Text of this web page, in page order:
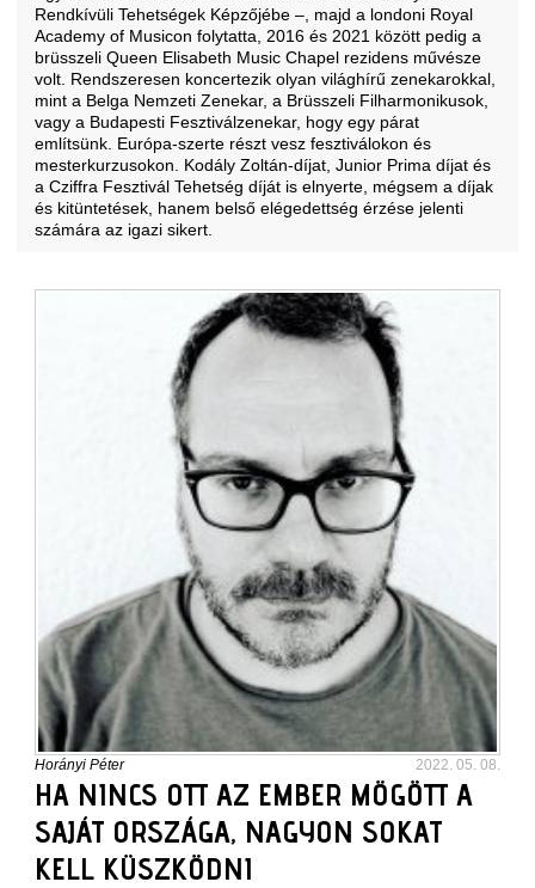
Rendkívüli Tehetségek Képzőjébe ‒, majd a londoni Royal
Academy of Musicon folytatta, 2016 és 2021 között pedig a
brüsszeli Queen Elisabeth Music Chapel rezidens művésze
volt. Rendszeresen koncertezik olyan világhírű zenekarokkal,
mint a Belga Nemzeti Zenekar, a Brüsszeli Filharmonikusok,
vagy a Budapesti Fesztiválzenekar, hogy egy párat
említsünk. Európa-szerte részt vesz fesztiválokon és
mesterkurzusokon. Kodály Zoltán-díjat, Junior Prima díjat és
a Cziffra Fesztivál Tehetség díját is elnyerte, mégsem a díjak
és kitüntetések, hanem belső elégedettség érzése jelenti
számára az igazi sikert.
Horányi Péter 2022. 05. 08.
HA NINCS OTT AZ EMBER MÖGÖTT A
SAJÁT ORSZÁGA, NAGYON SOKAT
KELL KÜSZKÖDNI